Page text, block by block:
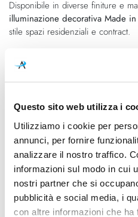
Questo sito web utilizza i
Utilizziamo i cookie per
annunci, per fornire
analizzare il nostro traffico.
informazioni sul modo in cui
nostri partner che si
pubblicità e social media, i
con altre informazioni che ha
Disponibile in diverse finiture e
illuminazione decorativa Made
stile spazi residenziali e contract.
Caratteristiche
Cod.Art.
HP154BB INT
Dimensioni
ø 320mm - P. 310mm - H.
310mm
Potenza e attacco
LED E27 1 x max 15W